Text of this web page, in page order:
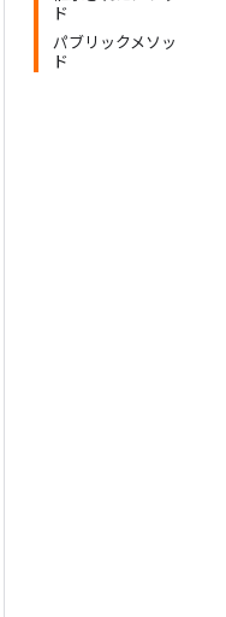
ド
パブリックメソッ
ド